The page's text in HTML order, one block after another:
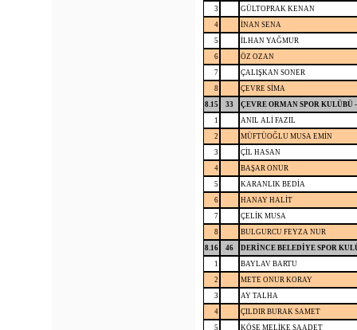
3
GÜLTOPRAK KENAN
4
İNAN SENA
5
İLHAN YAĞMUR
6
ÖZ OZAN
7
ÇALIŞKAN SONER
8
ÇEVRE SİMA
8.15
33
ÇEVRE ORMAN SPOR KULÜBÜ
1
ANIL ALİ FAZIL
2
MÜFTÜOĞLU MUSA EMİN
3
ÇİL HASAN
4
BAŞAR ONUR
5
KARANLIK BEDİA
6
HANAY HALİT
7
ÇELİK MUSA
8
BULGURCU FEYZA NUR
8.16
46
DERİNCE BELEDİYE SPOR
1
BAYLAV BARTU
2
METE ONUR KORAY
3
AY TALHA
4
ÇILDIR BURAK SAMET
5
KÖSE MELİKE SAADET